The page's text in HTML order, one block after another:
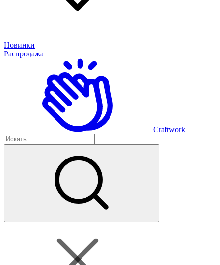
Новинки
Распродажа
Craftwork